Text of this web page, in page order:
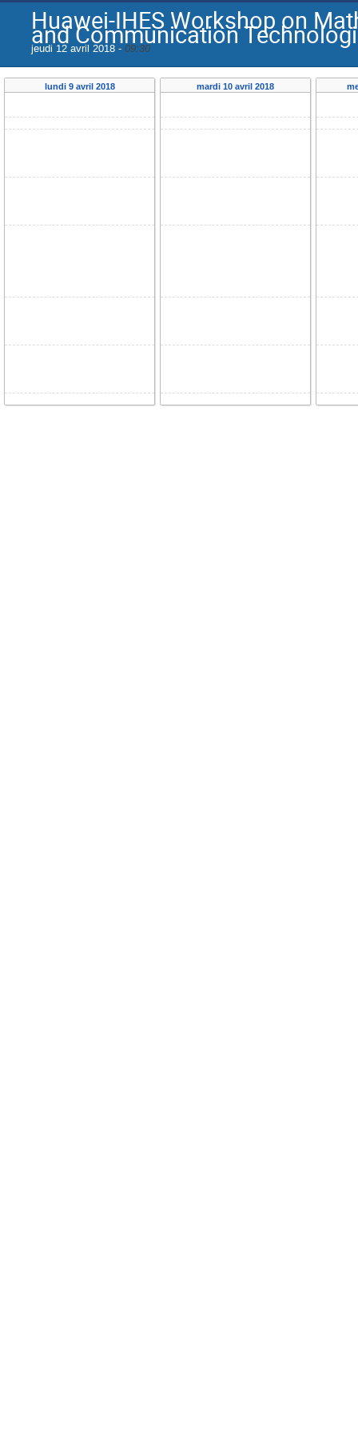
Huawei-IHES Workshop on
and Communication
jeudi 12 avril 2018 - 09:30
lundi 9 avril 2018 mardi 10 avril 2018